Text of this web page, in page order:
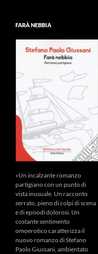
FARÀ NEBBIA
«Un incalzante romanzo
partigiano con un punto di
vista inusuale. Un racconto
serrato, pieno di colpi di scena
e di episodi dolorosi. Un
costante sentimento
omoerotico caratterizza il
nuovo romanzo di Stefano
Paolo Giussani, ambientato